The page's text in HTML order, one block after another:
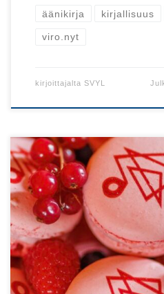
äänikirja kirjallisuus
viro.nyt
kirjoittajalta SVYL
Kevään viro.nyt-lehti on